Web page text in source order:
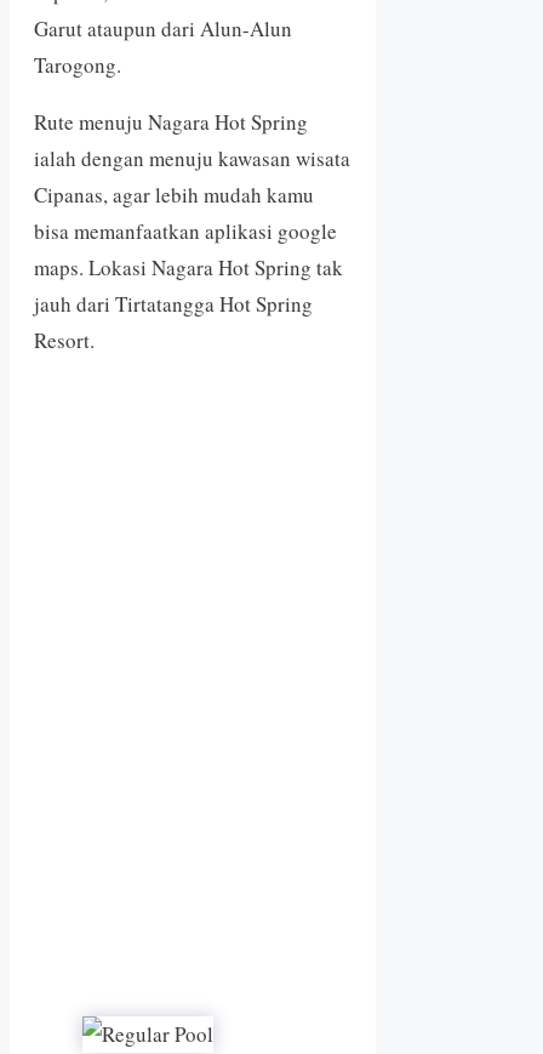
Garut ataupun dari Alun-Alun
Tarogong.
Rute menuju Nagara Hot Spring
ialah dengan menuju kawasan wisata
Cipanas, agar lebih mudah kamu
bisa memanfaatkan aplikasi google
maps. Lokasi Nagara Hot Spring tak
jauh dari Tirtatangga Hot Spring
Resort.